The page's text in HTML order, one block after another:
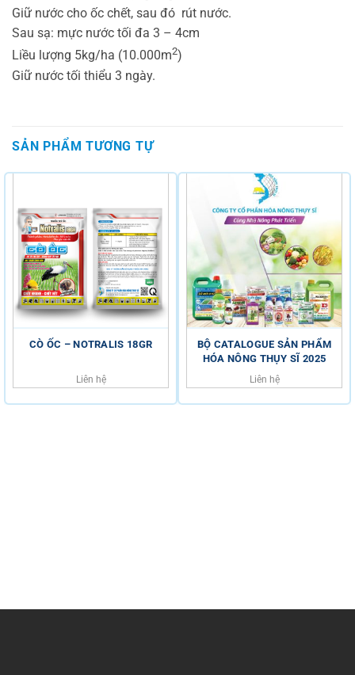
Giữ nước cho ốc chết, sau đó rút nước.
Sau sạ: mực nước tối đa 3 – 4cm
Liều lượng 5kg/ha (10.000m2)
Giữ nước tối thiểu 3 ngày.
SẢN PHẨM TƯƠNG TỰ
CÒ ỐC – NOTRALIS 18GR
Liên hệ
BỘ CATALOGUE SẢN PHẨM
HÓA NÔNG THỤY SĨ 2025
Liên hệ